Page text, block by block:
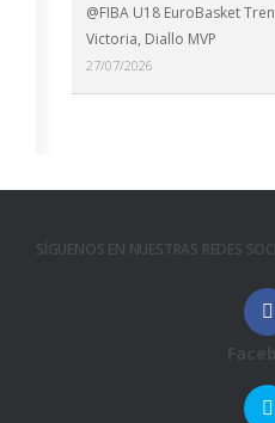
@FIBA U18 EuroBasket
Victoria, Diallo MVP
27/07/2026
SÍGUENOS EN NUESTRAS REDES